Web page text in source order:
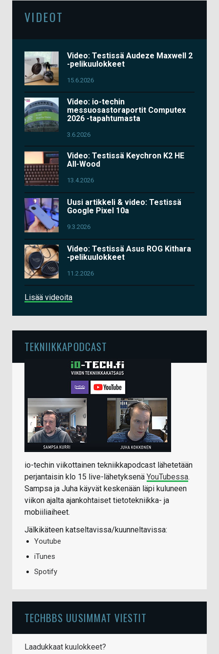
VIDEOT
Video: Testissä Audeze Maxwell 2
-pelikuulokkeet
15.6.2026
Video: io-techin
messuosastoraportit Computex
2026 -tapahtumasta
3.6.2026
Video: Testissä Keychron K2 HE
All-Wood
13.4.2026
Uusi artikkeli & video: Testissä
Google Pixel 10a
9.3.2026
Video: Testissä Asus ROG Kithara
-pelikuulokkeet
11.2.2026
Lisää videoita
TEKNIIKKAPODCAST
io-techin viikottainen tekniikkapodcast lähetetään
perjantaisin klo 15 live-lähetyksenä YouTubessa.
Sampsa ja Juha käyvät keskenään läpi kuluneen
viikon ajalta ajankohtaiset tietotekniikka- ja
mobiiliaiheet.
Jälkikäteen katseltavissa/kuunneltavissa:
Youtube
iTunes
Spotify
TECHBBS UUSIMMAT VIESTIT
Laadukkaat kuulokkeet?